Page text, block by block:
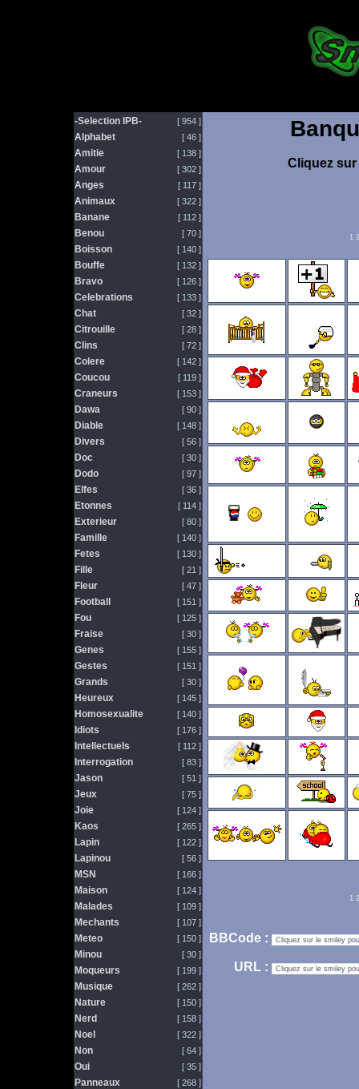
Cliquez
1 2
1 2
BBCode :
URL :
-Selection IPB- [ 954 ]
Alphabet [ 46 ]
Amitie [ 138 ]
Amour [ 302 ]
Anges [ 117 ]
Animaux [ 322 ]
Banane [ 112 ]
Benou [ 70 ]
Boisson [ 140 ]
Bouffe [ 132 ]
Bravo [ 126 ]
Celebrations [ 133 ]
Chat [ 32 ]
Citrouille [ 28 ]
Clins [ 72 ]
Colere [ 142 ]
Coucou [ 119 ]
Craneurs [ 153 ]
Dawa [ 90 ]
Diable [ 148 ]
Divers [ 56 ]
Doc [ 30 ]
Dodo [ 97 ]
Elfes [ 36 ]
Etonnes [ 114 ]
Exterieur [ 80 ]
Famille [ 140 ]
Fetes [ 130 ]
Fille [ 21 ]
Fleur [ 47 ]
Football [ 151 ]
Fou [ 125 ]
Fraise [ 30 ]
Genes [ 155 ]
Gestes [ 151 ]
Grands [ 30 ]
Heureux [ 145 ]
Homosexualite [ 140 ]
Idiots [ 176 ]
Intellectuels [ 112 ]
Interrogation [ 83 ]
Jason [ 51 ]
Jeux [ 75 ]
Joie [ 124 ]
Kaos [ 265 ]
Lapin [ 122 ]
Lapinou [ 56 ]
MSN [ 166 ]
Maison [ 124 ]
Malades [ 109 ]
Mechants [ 107 ]
Meteo [ 150 ]
Minou [ 30 ]
Moqueurs [ 199 ]
Musique [ 262 ]
Nature [ 150 ]
Nerd [ 158 ]
Noel [ 322 ]
Non [ 64 ]
Oui [ 35 ]
Panneaux [ 268 ]